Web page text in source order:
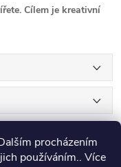
procházením
používáním.. Více
Cílem je kreativní